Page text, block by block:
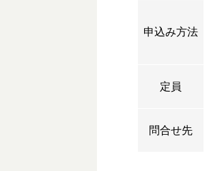
申込み方法
定員
問合せ先